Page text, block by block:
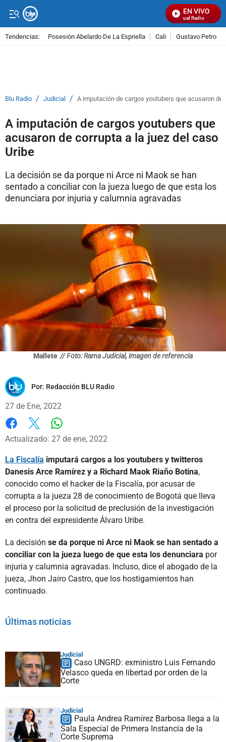
EN VIVO
Señal Visual Radio
Tendencias: Posesión Abelardo De La Espriella Cali Gustavo Petro
Blu Radio / Judicial / A imputación de cargos youtubers que acusaron de
A imputación de cargos youtubers que
acusaron de corrupta a la juez del caso
Uribe
La decisión se da porque ni Arce ni Maok se han
sentado a conciliar con la jueza luego de que esta los
denunciara por injuria y calumnia agravadas
Mallete // Foto: Rama Judicial, imagen de referencia
Por: Redacción BLU Radio
27 de Ene, 2022
Facebook
X
Actualizado: 27 de ene, 2022
La Fiscalía imputará cargos a los youtubers y twitteros
Danesis Arce Ramírez y a Richard Maok Riaño Botina,
conocido como el hacker de la Fiscalía, por acusar de
corrupta a la jueza 28 de conocimiento de Bogotá que lleva
el proceso por la solicitud de preclusión de la investigación
en contra del expresidente Álvaro Uribe.
La decisión se da porque ni Arce ni Maok se han sentado a
conciliar con la jueza luego de que esta los denunciara por
injuria y calumnia agravadas. Incluso, dice el abogado de la
jueza, Jhon Jairo Castro, que los hostigamientos han
continuado.
Últimas noticias
Judicial
Caso UNGRD: exministro Luis Fernando
Velasco queda en libertad por orden de la
Corte
Judicial
Paula Andrea Ramírez Barbosa llega a la
Sala Especial de Primera Instancia de la
Corte Suprema